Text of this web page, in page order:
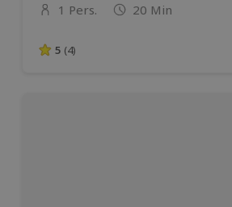
Anzahl der Teilnehmer
1 Pers. 20 Min
5 von 5 Sternen basierend auf 4
5 (4)